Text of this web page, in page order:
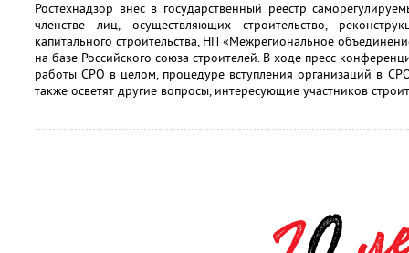
Ростехнадзор внес в государственный реестр
членстве лиц, осуществляющих строительство,
капитального строительства, НП «Межрегиональное
на базе Российского союза строителей. В ходе пресс-
работы СРО в целом, процедуре вступления организаций в
также осветят другие вопросы, интересующие участников